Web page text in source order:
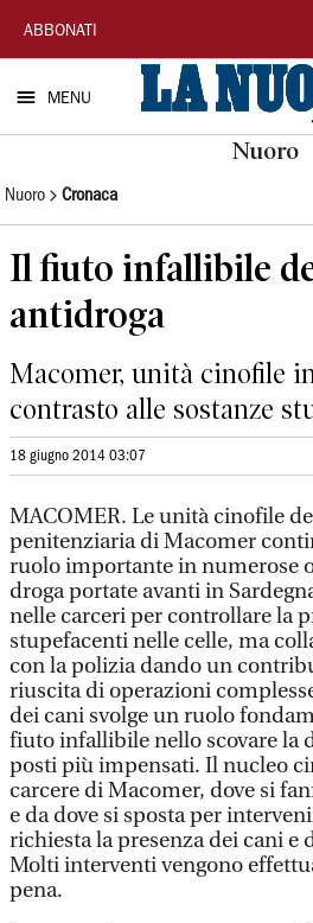
La
Nuova
Sardegna
ABBONATI
MENU
Nuoro
Nuoro Cronaca
Il fiuto infallibile
antidroga
Macomer, unità cinofile
contrasto alle sostanze
18 giugno 2014 03:07
MACOMER. Le unità cinofile
penitenziaria di Macomer
ruolo importante in numerose
droga portate avanti in
nelle carceri per controllare la
stupefacenti nelle celle, ma
con la polizia dando un
riuscita di operazioni
dei cani svolge un ruolo
fiuto infallibile nello scovare la
posti più impensati. Il nucleo
carcere di Macomer, dove si
e da dove si sposta per
richiesta la presenza dei cani e
Molti interventi vengono
pena.